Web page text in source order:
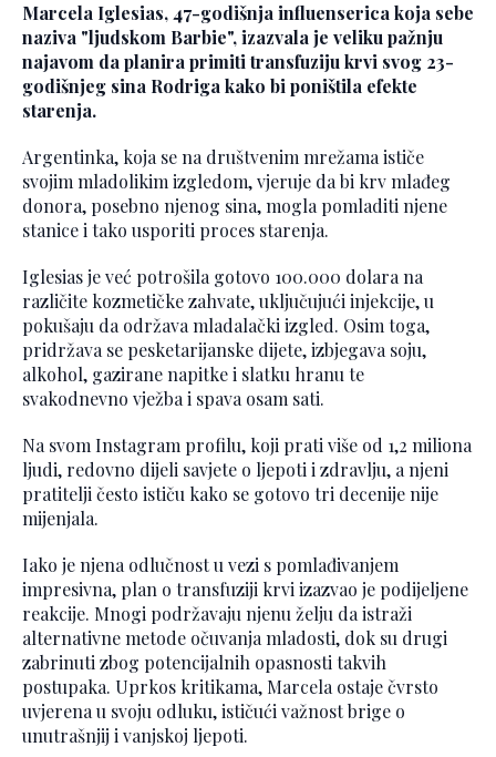
Marcela Iglesias, 47-godišnja influenserica koja sebe
naziva "ljudskom Barbie", izazvala je veliku pažnju
najavom da planira primiti transfuziju krvi svog 23-
godišnjeg sina Rodriga kako bi poništila efekte
starenja.
Argentinka, koja se na društvenim mrežama ističe
svojim mladolikim izgledom, vjeruje da bi krv mlađeg
donora, posebno njenog sina, mogla pomladiti njene
stanice i tako usporiti proces starenja.
Iglesias je već potrošila gotovo 100.000 dolara na
različite kozmetičke zahvate, uključujući injekcije, u
pokušaju da održava mladalački izgled. Osim toga,
pridržava se pesketarijanske dijete, izbjegava soju,
alkohol, gazirane napitke i slatku hranu te
svakodnevno vježba i spava osam sati.
Na svom Instagram profilu, koji prati više od 1,2 miliona
ljudi, redovno dijeli savjete o ljepoti i zdravlju, a njeni
pratitelji često ističu kako se gotovo tri decenije nije
mijenjala.
Iako je njena odlučnost u vezi s pomlađivanjem
impresivna, plan o transfuziji krvi izazvao je podijeljene
reakcije. Mnogi podržavaju njenu želju da istraži
alternativne metode očuvanja mladosti, dok su drugi
zabrinuti zbog potencijalnih opasnosti takvih
postupaka. Uprkos kritikama, Marcela ostaje čvrsto
uvjerena u svoju odluku, ističući važnost brige o
unutrašnjij i vanjskoj ljepoti.